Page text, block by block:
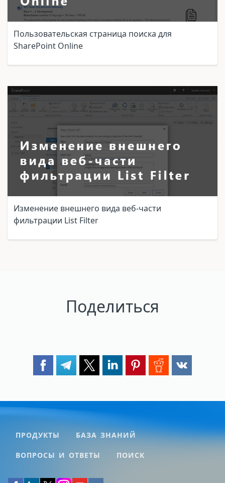
Пользовательская страница поиска для
SharePoint Online
Изменение внешнего вида веб-части
фильтрации List Filter
Поделиться
ПРОДУКТЫ БАЗА ЗНАНИЙ
ВОПРОСЫ И ОТВЕТЫ ПОИСК